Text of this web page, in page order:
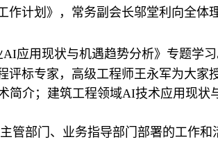
作计划》，常务副会长邬堂利向全体
应用现状与机遇趋势分析》专题学习
标专家，高级工程师王永军为大家
简介；建筑工程领域AI技术应用现状
管部门、业务指导部门部署的工作和